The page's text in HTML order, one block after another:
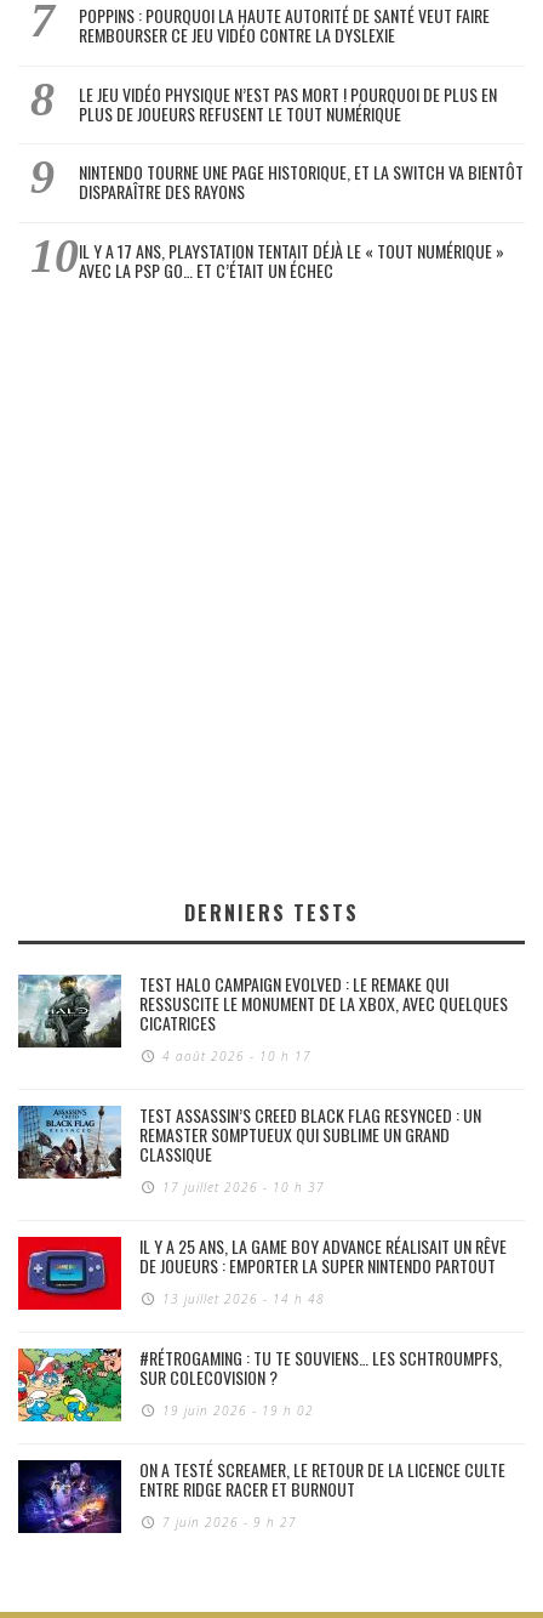
POPPINS : POURQUOI LA HAUTE AUTORITÉ DE SANTÉ VEUT FAIRE
REMBOURSER CE JEU VIDÉO CONTRE LA DYSLEXIE
LE JEU VIDÉO PHYSIQUE N’EST PAS MORT ! POURQUOI DE PLUS EN
PLUS DE JOUEURS REFUSENT LE TOUT NUMÉRIQUE
NINTENDO TOURNE UNE PAGE HISTORIQUE, ET LA SWITCH VA BIENTÔT
DISPARAÎTRE DES RAYONS
IL Y A 17 ANS, PLAYSTATION TENTAIT DÉJÀ LE « TOUT NUMÉRIQUE »
AVEC LA PSP GO… ET C’ÉTAIT UN ÉCHEC
DERNIERS TESTS
TEST HALO CAMPAIGN EVOLVED : LE REMAKE QUI
RESSUSCITE LE MONUMENT DE LA XBOX, AVEC QUELQUES
CICATRICES
4 août 2026 - 10 h 17
TEST ASSASSIN’S CREED BLACK FLAG RESYNCED : UN
REMASTER SOMPTUEUX QUI SUBLIME UN GRAND
CLASSIQUE
17 juillet 2026 - 10 h 37
IL Y A 25 ANS, LA GAME BOY ADVANCE RÉALISAIT UN RÊVE
DE JOUEURS : EMPORTER LA SUPER NINTENDO PARTOUT
13 juillet 2026 - 14 h 48
#RÉTROGAMING : TU TE SOUVIENS… LES SCHTROUMPFS,
SUR COLECOVISION ?
19 juin 2026 - 19 h 02
ON A TESTÉ SCREAMER, LE RETOUR DE LA LICENCE CULTE
ENTRE RIDGE RACER ET BURNOUT
7 juin 2026 - 9 h 27